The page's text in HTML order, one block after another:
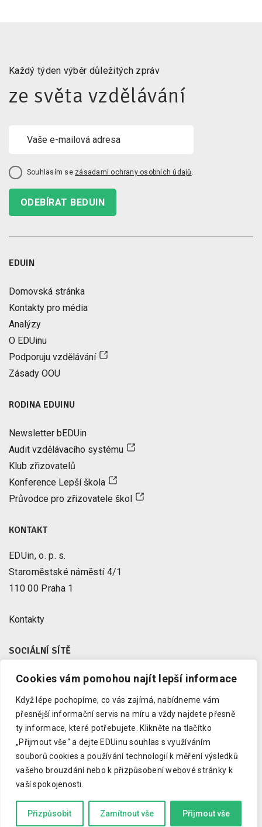
Cookies vám pomohou najít lepší informace
Když lépe pochopíme, co vás zajímá, nabídneme vám
přesnější informační servis na míru a vždy najdete přesně
ty informace, které potřebujete.
Klikněte na tlačítko
„Přijmout vše“ a dejte EDUinu souhlas s využíváním
souborů cookies a používání technologií k měření výsledků
vašeho brouzdání nebo k přizpůsobení webové stránky k
vaší spokojenosti.
Přizpůsobit Zamítnout vše Přijmout vše
Každý týden výběr důležitých zpráv
ze světa vzdělávání
Souhlasím se zásadami ochrany osobních údajů .
ODEBÍRAT BEDUIN
EDUIN
Domovská stránka
Kontakty pro média
Analýzy
O EDUinu
Podporuju vzdělávání
Zásady OOU
RODINA EDUINU
Newsletter bEDUin
Audit vzdělávacího systému
Klub zřizovatelů
Konference Lepší škola
Průvodce pro zřizovatele škol
KONTAKT
EDUin, o. p. s.
Staroměstské náměstí 4/1
110 00 Praha 1
Kontakty
SOCIÁLNÍ SÍTĚ
Facebook
Instagram
Youtube
LinkedIn
Copyright © 2023 EDUin, o. p. s.
Informujeme o vzdělávání.